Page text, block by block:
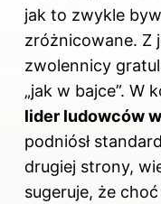
jak to zwykle
zróżnicowane. Z
zwolennicy
„jak w bajce”. W
lider ludowców
podniósł
drugiej strony,
sugeruje, że